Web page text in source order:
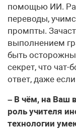
помощью ИИ.
переводы,
промпты.
выполнением
быть
секрет, что
ответ, даже
– В чём, на Ваш
роль учителя
технологии